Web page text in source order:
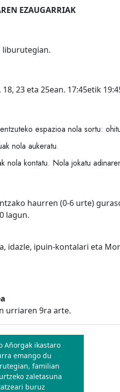
EZAUGARRIAK
liburutegian.
23 eta 25ean. 17:45etik
espazioa nola sortu:
nola aukeratu.
nola kontatu. Nola jokatu
haurren (0-6 urte)
lagun.
idazle, ipuin-kontalari eta
urriaren 9ra arte.
Añorgak ikastaro
emango du
familian
zaletasuna
buruz